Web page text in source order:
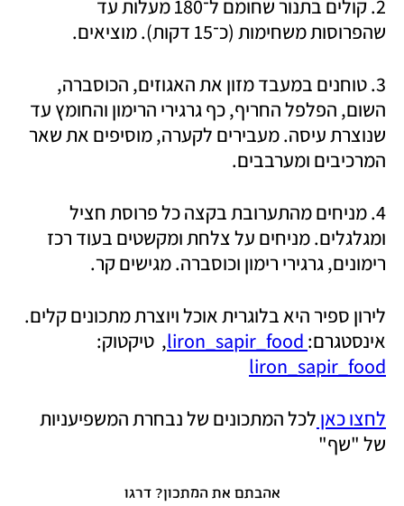
שהפרוסות משחימות (כ־15 דקות). מוציאים.
המרכיבים ומערבבים.
רימונים, גרגירי רימון וכוסברה. מגישים קר.
אינסטגרם:
,  טיקטוק:
liron_sapir_food
לחצו כאן
של "שף"
אהבתם את המתכון? דרגו